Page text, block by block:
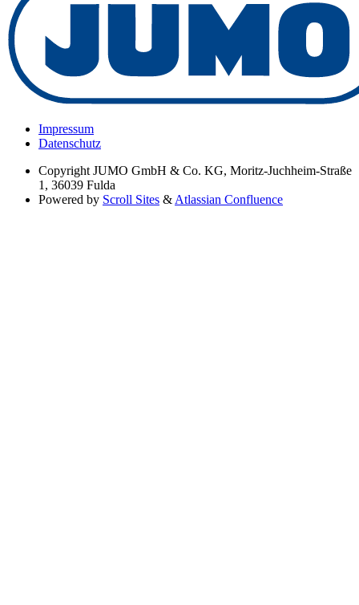
Impressum
Datenschutz
Copyright JUMO GmbH & Co. KG, Moritz-Juchheim-Straße
1, 36039 Fulda
Powered by Scroll Sites & Atlassian Confluence